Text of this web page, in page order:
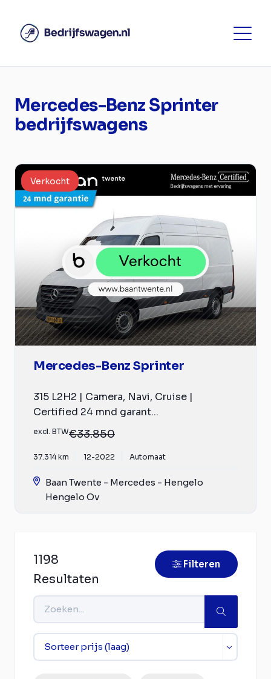
Mercedes-Benz Sprinter
bedrijfswagens
Verkocht
Mercedes-Benz Sprinter
315 L2H2 | Camera, Navi, Cruise |
Certified 24 mnd garant...
excl. BTW€33.850
37.314 km 12-2022 Automaat
Baan Twente - Mercedes - Hengelo
Hengelo Ov
1198
Resultaten
Filteren